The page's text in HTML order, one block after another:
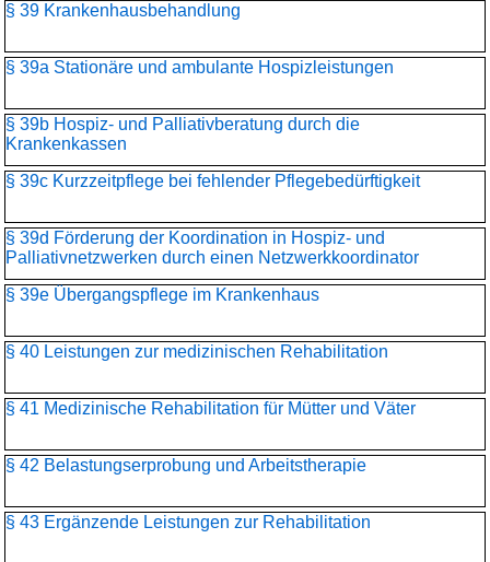
§ 39 Krankenhausbehandlung
§ 39a Stationäre und ambulante Hospizleistungen
§ 39b Hospiz- und Palliativberatung durch die
Krankenkassen
§ 39c Kurzzeitpflege bei fehlender Pflegebedürftigkeit
§ 39d Förderung der Koordination in Hospiz- und
Palliativnetzwerken durch einen Netzwerkkoordinator
§ 39e Übergangspflege im Krankenhaus
§ 40 Leistungen zur medizinischen Rehabilitation
§ 41 Medizinische Rehabilitation für Mütter und Väter
§ 42 Belastungserprobung und Arbeitstherapie
§ 43 Ergänzende Leistungen zur Rehabilitation